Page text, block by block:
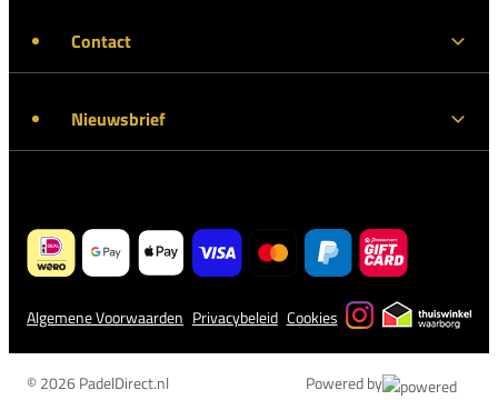
Contact
Nieuwsbrief
Algemene Voorwaarden Privacybeleid Cookies
© 2026 PadelDirect.nl Powered by